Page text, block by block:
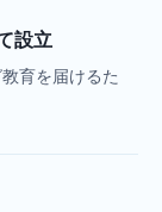
設立
育を届けるた